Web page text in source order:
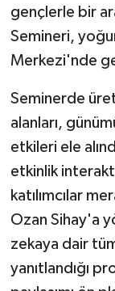
gençlerle bir
Semineri,
Merkezi'nde
Seminerde
alanları,
etkileri ele
etkinlik
katılımcılar
Ozan Sihay'a
zekaya dair
yanıtlandığı